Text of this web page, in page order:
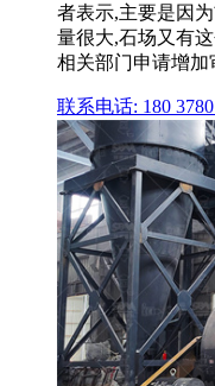
者表示,主要是因
量很大,石场又有
相关部门申请增加
联系电话: 180 3780